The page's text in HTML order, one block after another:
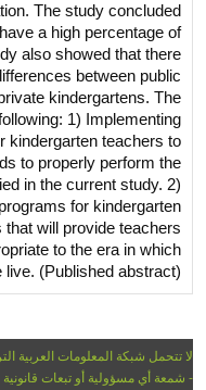
The study concluded
a high percentage of
also showed that there
between public
kindergartens. The
1) Implementing
kindergarten teachers to
to properly perform the
in the current study. 2)
for kindergarten
will provide teachers
to the era in which
live. (Published abstract)
لا تتحمل شبكة المعلومات العربية
- شمعة أي مسؤولية أو تبعات قانونية